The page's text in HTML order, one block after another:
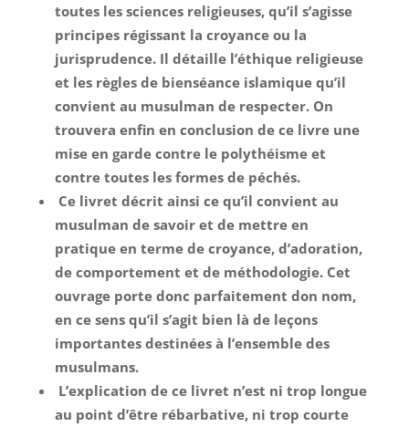
toutes les sciences religieuses, qu’il s’agisse
principes régissant la croyance ou la
jurisprudence. Il détaille l’éthique religieuse
et les règles de bienséance islamique qu’il
convient au musulman de respecter. On
trouvera enfin en conclusion de ce livre une
mise en garde contre le polythéisme et
contre toutes les formes de péchés.
Ce livret décrit ainsi ce qu’il convient au
musulman de savoir et de mettre en
pratique en terme de croyance, d’adoration,
de comportement et de méthodologie. Cet
ouvrage porte donc parfaitement don nom,
en ce sens qu’il s’agit bien là de leçons
importantes destinées à l’ensemble des
musulmans.
L’explication de ce livret n’est ni trop longue
au point d’être rébarbative, ni trop courte